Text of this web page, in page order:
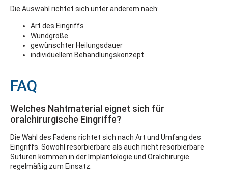
Die Auswahl richtet sich unter anderem nach:
Art des Eingriffs
Wundgröße
gewünschter Heilungsdauer
individuellem Behandlungskonzept
FAQ
Welches Nahtmaterial eignet sich für
oralchirurgische Eingriffe?
Die Wahl des Fadens richtet sich nach Art und Umfang des
Eingriffs. Sowohl resorbierbare als auch nicht resorbierbare
Suturen kommen in der Implantologie und Oralchirurgie
regelmäßig zum Einsatz.